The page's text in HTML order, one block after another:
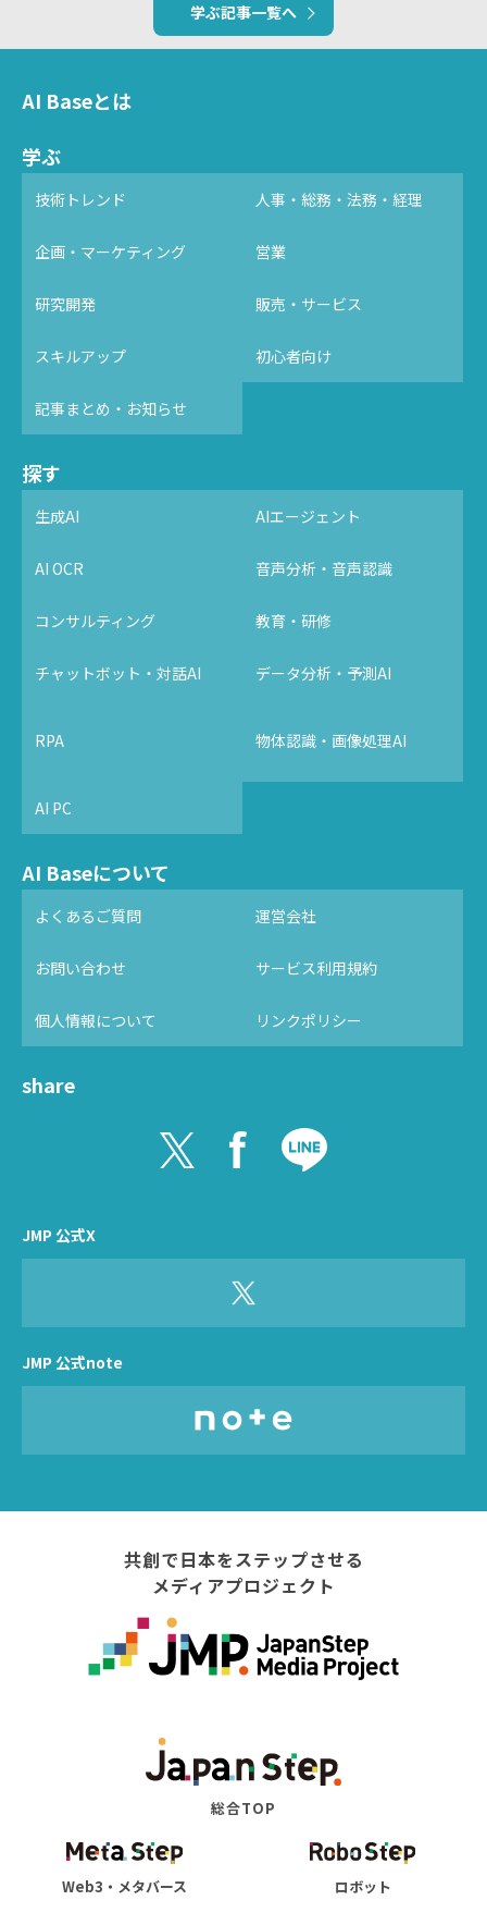
学ぶ記事一覧へ
AI Baseとは
学ぶ
技術トレンド 人事・総務・法務・経理
企画・マーケティング 営業
研究開発 販売・サービス
スキルアップ 初心者向け
記事まとめ・お知らせ
探す
生成AI AIエージェント
AI OCR 音声分析・音声認識
コンサルティング 教育・研修
チャットボット・対話AI データ分析・予測AI
RPA 物体認識・画像処理AI
AI PC
AI Baseについて
よくあるご質問 運営会社
お問い合わせ サービス利用規約
個人情報について リンクポリシー
share
JMP 公式X
JMP 公式note
共創で日本をステップさせる
メディアプロジェクト
総合TOP
Web3・メタバース ロボット